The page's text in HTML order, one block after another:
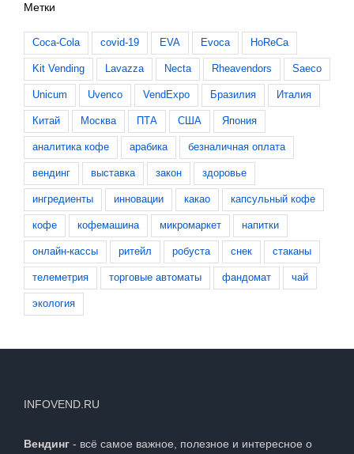
Метки
Coca-Cola covid-19 EVA Evoca HoReCa
Kit Vending Lavazza Necta Rheavendors Saeco
Unicum Uvenco VendExpo Бразилия Италия
Китай Москва ПТА США Япония
аналитика кофе арабика безналичная оплата
вендинг выставка закон здоровье
ингредиенты инновации какао капсульный кофе
кофе кофемашина микромаркет напитки
онлайн-кассы ритейл робуста снек стаканы
телеметрия торговые автоматы фандомат чай
экология
INFOVEND.RU
Вендинг - всё самое важное, полезное и интересное о